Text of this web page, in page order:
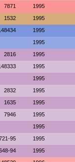
7871 1995
1532 1995
1995
1995
2816 1995
1995
1995
2832 1995
1635 1995
7946 1995
1995
95 1995
94 1995